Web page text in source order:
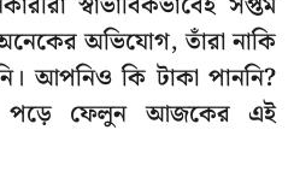
অভিযোগ, তাঁরা নাকি
আপনিও কি টাকা পাননি?
পড়ে ফেলুন আজকের এই